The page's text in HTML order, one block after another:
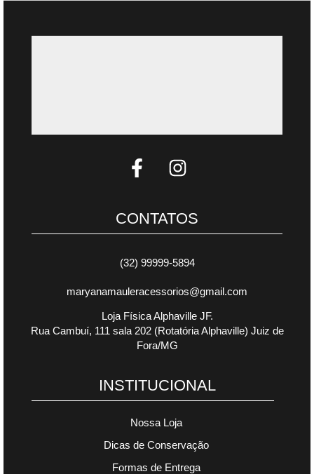
CONTATOS
(32) 99999-5894
maryanamauleracessorios@gmail.com
Loja Física Alphaville JF.
Rua Cambuí, 111 sala 202 (Rotatória Alphaville) Juiz de
Fora/MG
INSTITUCIONAL
Nossa Loja
Dicas de Conservação
Formas de Entrega